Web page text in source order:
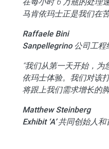
马肯依玛士正是我们在
Raffaele Bini
Sanpellegrino 公司工程
“我们从第一天开始，
依玛士体验。我们对该
将跟上我们需求增长的
Matthew Steinberg
Exhibit ‘A’ 共同创始人